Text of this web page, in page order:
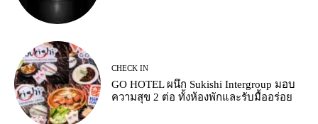
CHECK IN
GO HOTEL ผนึก Sukishi Intergroup มอบ
ความสุข 2 ต่อ ทั้งห้องพักและรับมื้ออร่อย